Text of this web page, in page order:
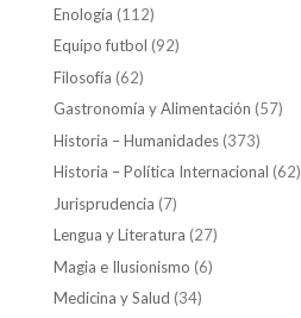
Enología (112)
Equipo futbol (92)
Filosofía (62)
Gastronomía y Alimentación (57)
Historia – Humanidades(373)
Historia – Política Internacional (62)
Jurisprudencia (7)
Lengua y Literatura (27)
Magia e Ilusionismo (6)
Medicina y Salud (34)